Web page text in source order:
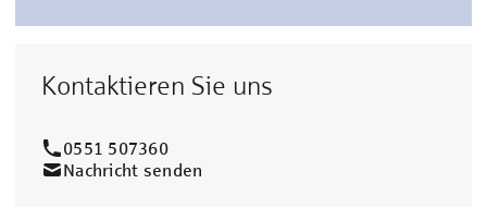
Kontaktieren Sie uns
0551 507360
Nachricht senden